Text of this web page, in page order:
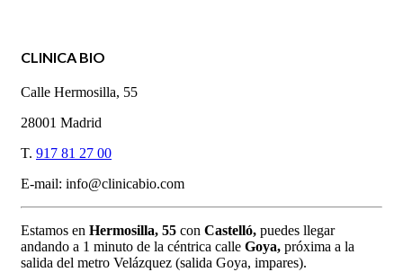
CLINICA BIO
Calle Hermosilla, 55
28001 Madrid
T. 917 81 27 00
E-mail: info@clinicabio.com
Estamos en Hermosilla, 55 con Castelló, puedes llegar
andando a 1 minuto de la céntrica calle Goya, próxima a la
salida del metro Velázquez (salida Goya, impares).